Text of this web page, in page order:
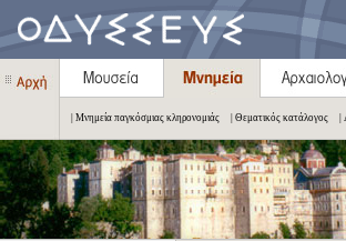
| Μνημεία παγκόσμιας κληρονομιάς | Θεματικός κατάλογος